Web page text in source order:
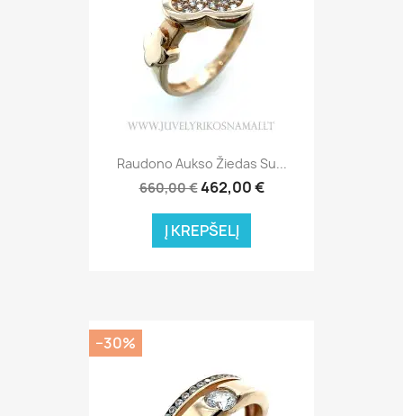
Raudono Aukso Žiedas Su...
660,00 €462,00 €
Į KREPŠELĮ
−30%